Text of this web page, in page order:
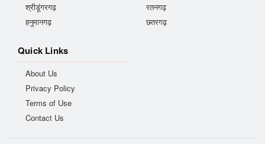
श्रीडूंगरगढ़
हनुमानगढ़
रतनगढ़
छतरगढ़
Quick Links
About Us
Privacy Policy
Terms of Use
Contact Us